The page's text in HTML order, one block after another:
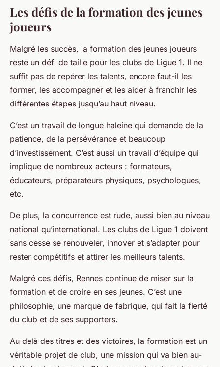
Les défis de la formation des jeunes
joueurs
Malgré les succès, la formation des jeunes joueurs
reste un défi de taille pour les clubs de Ligue 1. Il ne
suffit pas de repérer les talents, encore faut-il les
former, les accompagner et les aider à franchir les
différentes étapes jusqu’au haut niveau.
C’est un travail de longue haleine qui demande de la
patience, de la persévérance et beaucoup
d’investissement. C’est aussi un travail d’équipe qui
implique de nombreux acteurs : formateurs,
éducateurs, préparateurs physiques, psychologues,
etc.
De plus, la concurrence est rude, aussi bien au niveau
national qu’international. Les clubs de Ligue 1 doivent
sans cesse se renouveler, innover et s’adapter pour
rester compétitifs et attirer les meilleurs talents.
Malgré ces défis, Rennes continue de miser sur la
formation et de croire en ses jeunes. C’est une
philosophie, une marque de fabrique, qui fait la fierté
du club et de ses supporters.
Au delà des titres et des victoires, la formation est un
véritable projet de club, une mission qui va bien au-